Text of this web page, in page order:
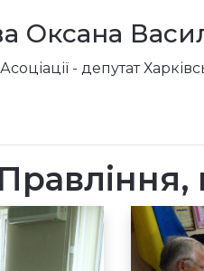
Оксана
- депутат